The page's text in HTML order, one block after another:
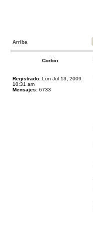
Arriba
Corbio
Registrado: Lun Jul 13, 2009
10:31 am
Mensajes: 6733